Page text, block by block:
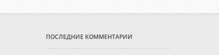
ПОСЛЕДНИЕ КОММЕНТАРИИ